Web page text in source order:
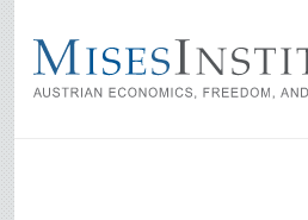
main
content